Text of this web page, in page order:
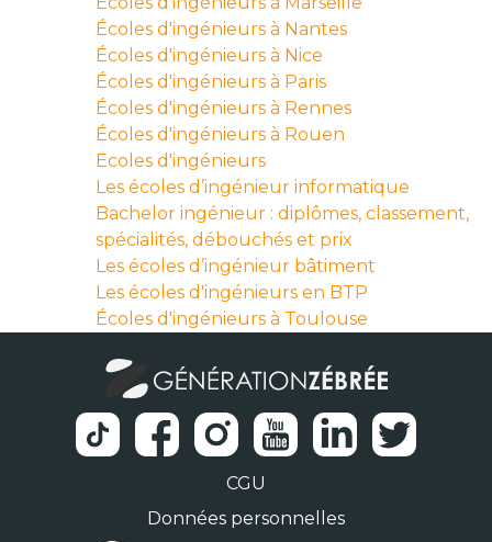
Écoles d'ingénieurs à Nantes
Écoles d'ingénieurs à Nice
Écoles d'ingénieurs à Paris
Écoles d'ingénieurs à Rennes
Écoles d'ingénieurs à Rouen
Ecoles d'ingénieurs
Les écoles d’ingénieur informatique
Bachelor ingénieur : diplômes, classement,
spécialités, débouchés et prix
Les écoles d’ingénieur bâtiment
Les écoles d'ingénieurs en BTP
Écoles d'ingénieurs à Toulouse
CGU
Données personnelles